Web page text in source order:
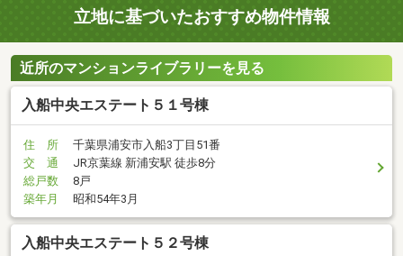
立地に基づいたおすすめ物件情報
近所のマンションライブラリーを見る
入船中央エステート５１号棟
住 所
千葉県浦安市入船3丁目51番
交 通
JR京葉線 新浦安駅 徒歩8分
総戸数
8戸
築年月
昭和54年3月
入船中央エステート５２号棟